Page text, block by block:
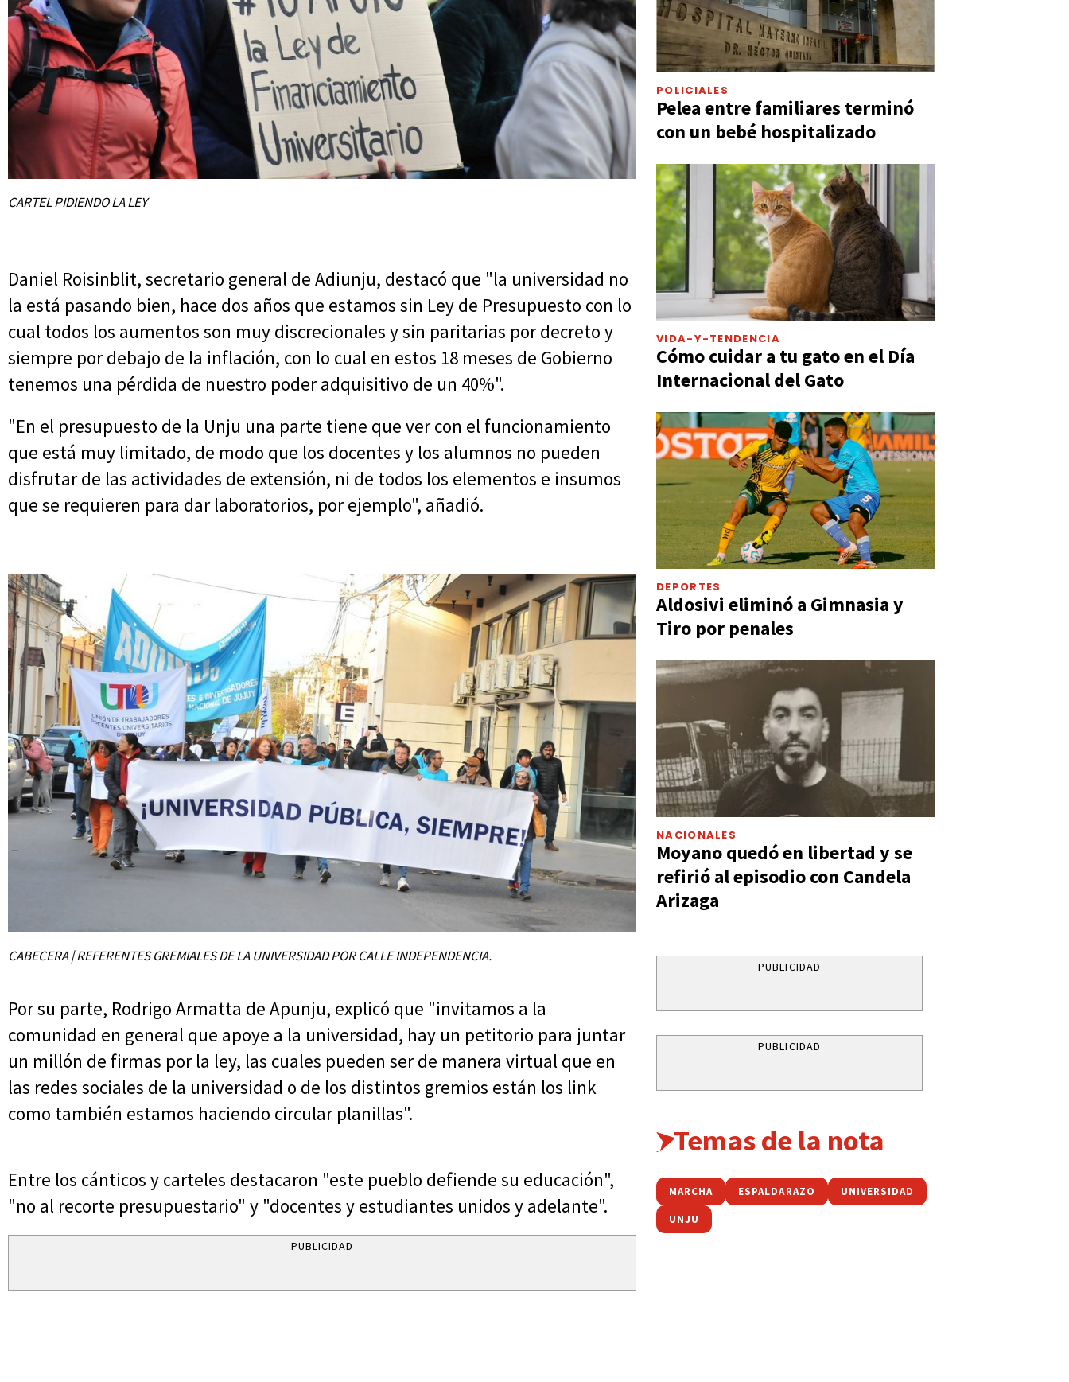
CARTEL PIDIENDO LA LEY
Daniel Roisinblit, secretario general de Adiunju, destacó que "la universidad no
la está pasando bien, hace dos años que estamos sin Ley de Presupuesto con lo
cual todos los aumentos son muy discrecionales y sin paritarias por decreto y
siempre por debajo de la inflación, con lo cual en estos 18 meses de Gobierno
tenemos una pérdida de nuestro poder adquisitivo de un 40%".
"En el presupuesto de la Unju una parte tiene que ver con el funcionamiento
que está muy limitado, de modo que los docentes y los alumnos no pueden
disfrutar de las actividades de extensión, ni de todos los elementos e insumos
que se requieren para dar laboratorios, por ejemplo", añadió.
CABECERA | REFERENTES GREMIALES DE LA UNIVERSIDAD POR CALLE INDEPENDENCIA.
Por su parte, Rodrigo Armatta de Apunju, explicó que "invitamos a la
comunidad en general que apoye a la universidad, hay un petitorio para juntar
un millón de firmas por la ley, las cuales pueden ser de manera virtual que en
las redes sociales de la universidad o de los distintos gremios están los link
como también estamos haciendo circular planillas".
Entre los cánticos y carteles destacaron "este pueblo defiende su educación",
"no al recorte presupuestario" y "docentes y estudiantes unidos y adelante".
PUBLICIDAD
POLICIALES
Pelea entre familiares terminó
con un bebé hospitalizado
VIDA-Y-TENDENCIA
Cómo cuidar a tu gato en el Día
Internacional del Gato
DEPORTES
Aldosivi eliminó a Gimnasia y
Tiro por penales
NACIONALES
Moyano quedó en libertad y se
refirió al episodio con Candela
Arizaga
PUBLICIDAD
PUBLICIDAD
Temas de la nota
MARCHA ESPALDARAZO UNIVERSIDAD
UNJU